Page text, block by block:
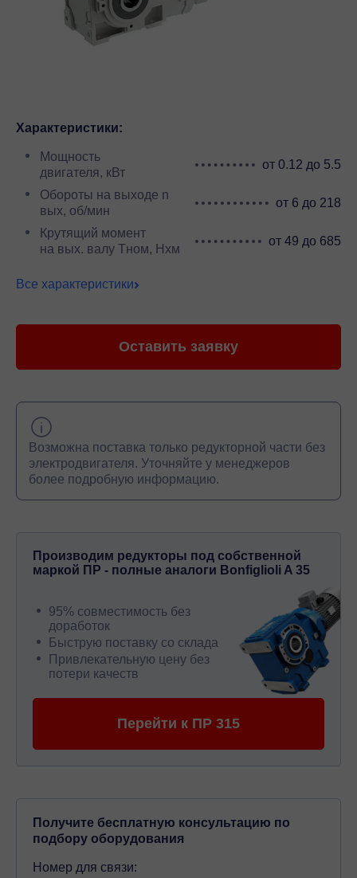
Характеристики:
Мощность
двигателя, кВт
от 0.12 до 5.5
Обороты на выходе n
вых, об/мин
от 6 до 218
Крутящий момент
на вых. валу Тном, Нхм
от 49 до 685
Все характеристики
Оставить заявку
Возможна поставка только редукторной части без
электродвигателя. Уточняйте у менеджеров
более подробную информацию.
Производим редукторы под собственной
маркой ПР - полные аналоги Bonfiglioli A 35
95% совместимость без
доработок
Быструю поставку со склада
Привлекательную цену без
потери качеств
Перейти к ПР 315
Получите бесплатную консультацию по
подбору оборудования
Номер для связи: